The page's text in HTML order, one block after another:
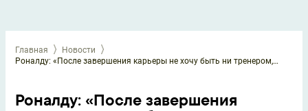
Главная
Новости
Роналду: «После завершения карьеры не хочу быть ни тренером, ни президентом»
Роналду: «После завершения